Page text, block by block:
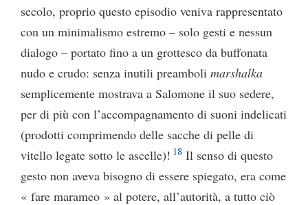
secolo, proprio questo episodio veniva rappresentato
con un minimalismo estremo – solo gesti e nessun
dialogo – portato fino a un grottesco da buffonata
nudo e crudo: senza inutili preamboli marshalka
semplicemente mostrava a Salomone il suo sedere,
per di più con l’accompagnamento di suoni indelicati
(prodotti comprimendo delle sacche di pelle di
vitello legate sotto le ascelle)! 18 Il senso di questo
gesto non aveva bisogno di essere spiegato, era come
« fare marameo » al potere, all’autorità, a tutto ciò